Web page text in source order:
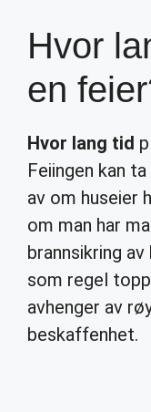
Hvor
en
Hvor lang tid
Feiingen kan
av om huseier
om man har
brannsikring
som regel
avhenger av
beskaffenhet.